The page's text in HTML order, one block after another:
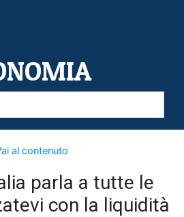
al contenuto
parla a tutte le
con la liquidità